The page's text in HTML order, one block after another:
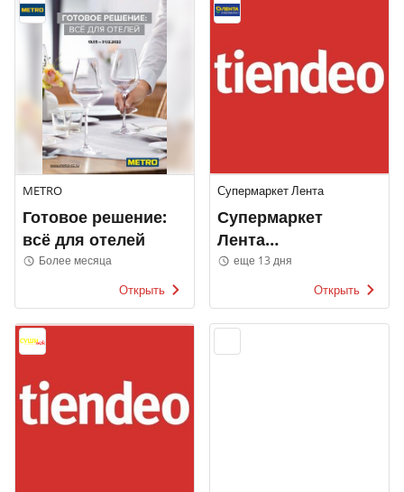
METRO
Готовое решение:
всё для отелей
Более месяца
Открыть
Супермаркет Лента
Супермаркет
Лента
Электронные
еще 13 дня
Открыть